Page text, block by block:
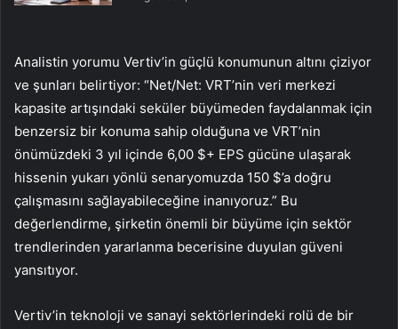
Analistin yorumu Vertiv’in güçlü konumunun altını çiziyor
ve şunları belirtiyor: “Net/Net: VRT’nin veri merkezi
kapasite artışındaki seküler büyümeden faydalanmak için
benzersiz bir konuma sahip olduğuna ve VRT’nin
önümüzdeki 3 yıl içinde 6,00 $+ EPS gücüne ulaşarak
hissenin yukarı yönlü senaryomuzda 150 $’a doğru
çalışmasını sağlayabileceğine inanıyoruz.” Bu
değerlendirme, şirketin önemli bir büyüme için sektör
trendlerinden yararlanma becerisine duyulan güveni
yansıtıyor.
Vertiv’in teknoloji ve sanayi sektörlerindeki rolü de bir